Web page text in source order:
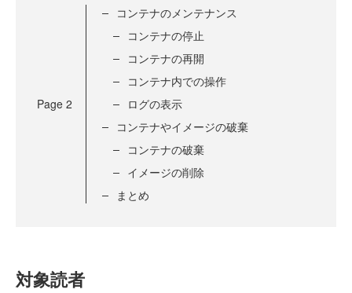
Page 2
コンテナのメンテナンス
コンテナの停止
コンテナの再開
コンテナ内での操作
ログの表示
コンテナやイメージの破棄
コンテナの破棄
イメージの削除
まとめ
対象読者